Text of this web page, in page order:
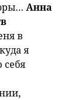
Анна
в
я
себя